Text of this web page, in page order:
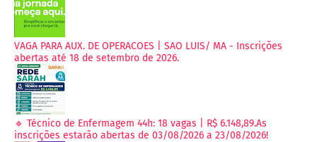
VAGA PARA AUX. DE OPERACOES | SAO LUIS/ MA - Inscrições
abertas até 18 de setembro de 2026.
🔹 Técnico de Enfermagem 44h: 18 vagas | R$ 6.148,89.As
inscrições estarão abertas de 03/08/2026 a 23/08/2026!